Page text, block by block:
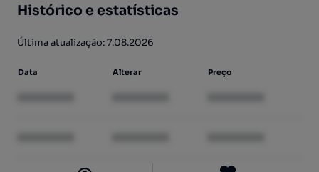
Histórico e estatísticas
Última atualização: 7.08.2026
Data Alterar Preço